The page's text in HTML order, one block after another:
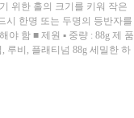
위한 홀의 크기를 키워 작은
시 한명 또는 두명의 등반자를
야 함 ■ 제원 ▪ 중량 : 88g 제 품
루비, 플래티넘 88g 세밀한 하